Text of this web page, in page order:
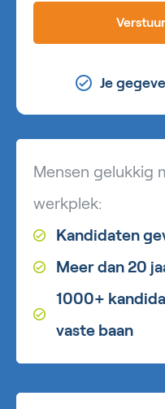
Je
Mensen gelukkig
werkplek:
Kandidaten
Meer dan 20
1000+
vaste baan